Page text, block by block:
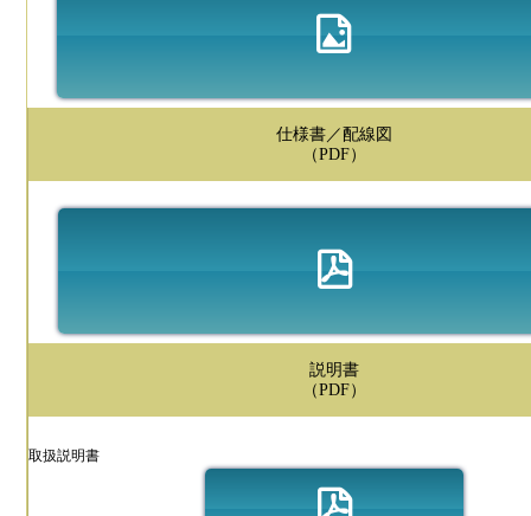
仕様書／配線図
（PDF）
説明書
（PDF）
取扱説明書